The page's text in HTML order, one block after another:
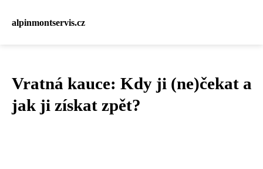
alpinmontservis.cz
Vratná kauce: Kdy ji (ne)čekat a
jak ji získat zpět?